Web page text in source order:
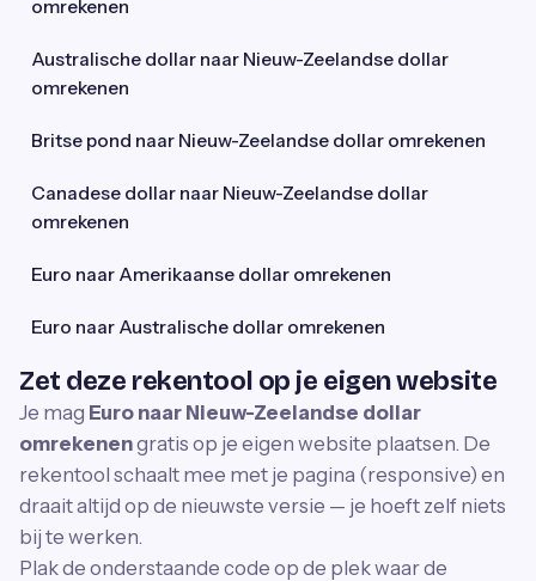
omrekenen
Australische dollar naar Nieuw-Zeelandse dollar
omrekenen
Britse pond naar Nieuw-Zeelandse dollar omrekenen
Canadese dollar naar Nieuw-Zeelandse dollar
omrekenen
Euro naar Amerikaanse dollar omrekenen
Euro naar Australische dollar omrekenen
Zet deze rekentool op je eigen website
Je mag Euro naar Nieuw-Zeelandse dollar
omrekenengratis op je eigen website plaatsen. De
rekentool schaalt mee met je pagina (responsive) en
draait altijd op de nieuwste versie — je hoeft zelf niets
bij te werken.
Plak de onderstaande code op de plek waar de